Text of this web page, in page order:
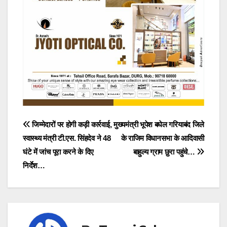
Post
navigation
मुख्यमंत्री भूपेश बघेल गरियाबंद जिले
के राजिम विधानसभा के आदिवासी
बाहुल्य ग्राम छुरा पहुंचे…
जिम्मेदारों पर होगी कड़ी कार्रवाई,
स्वास्थ्य मंत्री टी.एस. सिंहदेव ने 48
घंटे में जांच पूरा करने के दिए
निर्देश…